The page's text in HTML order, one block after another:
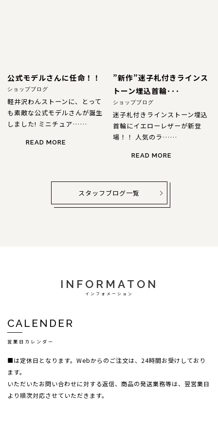
公式モデルさんに任命！！
ショップブログ
軽井沢わんストーンに、とって
も素敵な公式モデルさんが誕生
しました! ミニチュア……
READ MORE
”新作”迷子札付きラインス
トーン埋込首輪･･･
ショップブログ
迷子札付きラインストーン埋込
首輪にイエローレザーが新登
場！！ 人気のラ……
READ MORE
スタッフブログ一覧
INFORMATON
インフォメーション
CALENDER
営業日カレンダー
■は定休日となります。Webからのご注文は、24時間お受けしており
ます。
いただいたお問い合わせに対する返信、商品の発送業務等は、翌営業日
より順次対応させていただきます。